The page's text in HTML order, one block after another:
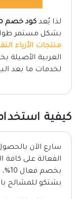
لذا يُعد كود خصم Bshtco
بشكل مستمر طوال
منتجات الأزياء
العربية الأصيلة
لخدمات ما بعد
كيفية
سارع الآن
الفعالة على كافة
بشتكو للمشالح